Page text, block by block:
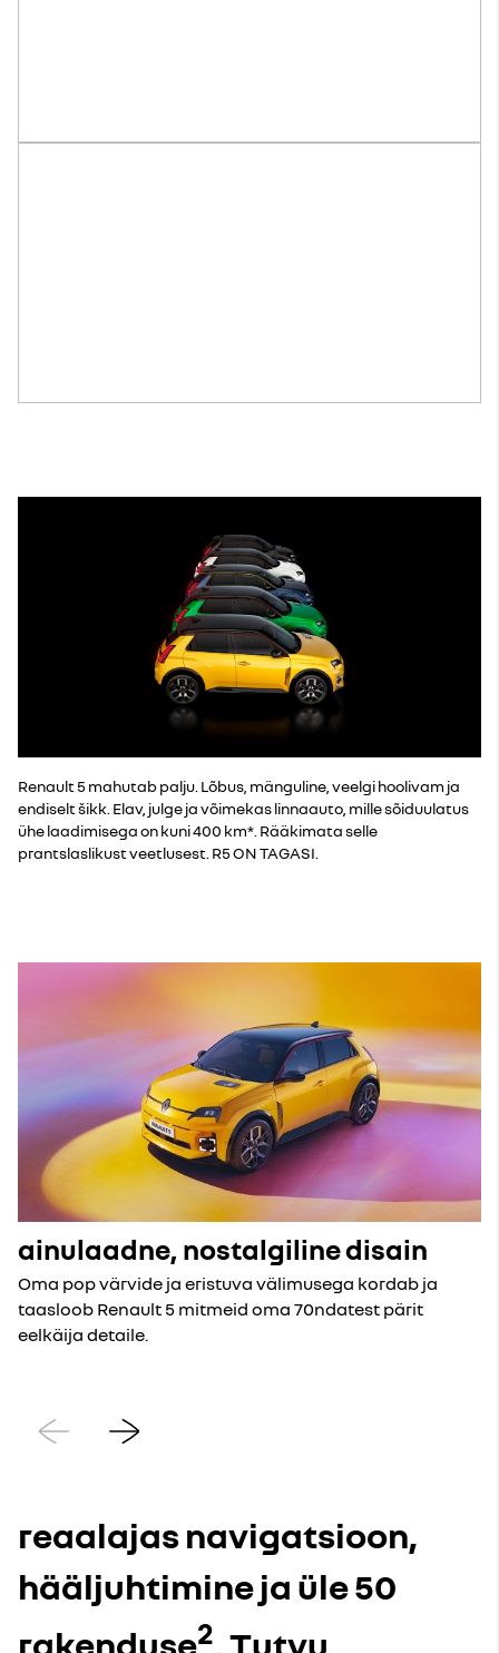
Renault 5 mahutab palju. Lõbus, mänguline, veelgi hoolivam ja
endiselt šikk. Elav, julge ja võimekas linnaauto, mille sõiduulatus
ühe laadimisega on kuni 400 km*. Rääkimata selle
prantslaslikust veetlusest. R5 ON TAGASI.
ainulaadne, nostalgiline disain
Oma pop värvide ja eristuva välimusega kordab ja
taasloob Renault 5 mitmeid oma 70ndatest pärit
eelkäija detaile.
Eelmine
reaalajas navigatsioon,
hääljuhtimine ja üle 50
rakenduse2. Tutvu